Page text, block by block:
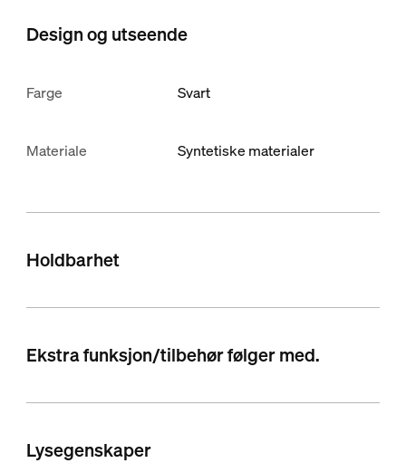
Design og utseende
Farge Svart
Materiale Syntetiske materialer
Holdbarhet
Ekstra funksjon/tilbehør følger med.
Lysegenskaper